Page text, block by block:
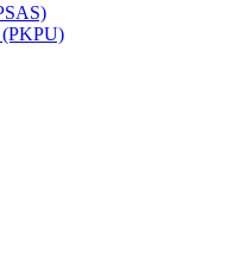
(PKPU)